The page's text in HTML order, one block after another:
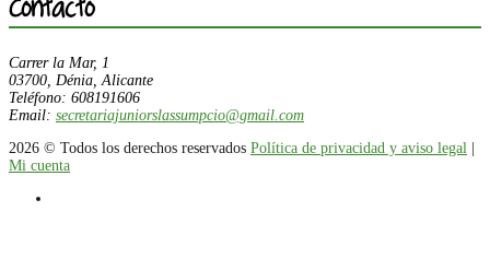
Contacto
Carrer la Mar, 1
03700, Dénia, Alicante
Teléfono: 608191606
Email: secretariajuniorslassumpcio@gmail.com
2026 © Todos los derechos reservados Política de privacidad y aviso legal
Mi cuenta